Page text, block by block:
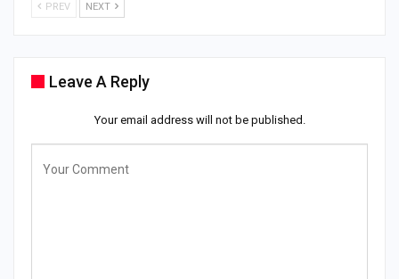
PREV NEXT
Leave A Reply
Your email address will not be published.